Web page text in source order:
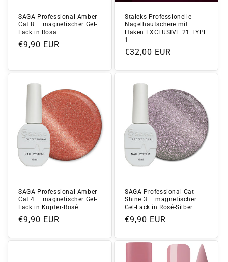
SAGA Professional Amber
Cat 8 – magnetischer Gel-
Lack in Rosa
Normaler
€9,90 EUR
Staleks Professionelle
Nagelhautschere mit
Haken EXCLUSIVE 21 TYPE
1
Normaler
€32,00 EUR
SAGA Professional Amber
Cat 4 – magnetischer Gel-
Lack in Kupfer-Rosé
Normaler
€9,90 EUR
SAGA Professional Cat
Shine 3 – magnetischer
Gel-Lack in Rosé-Silber.
Normaler
€9,90 EUR